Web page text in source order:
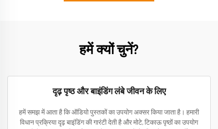
हमें क्यों चुनें?
दृढ़ पृष्ठ और बाइंडिंग लंबे जीवन के लिए
हमें समझ में आता है कि ऑडियो पुस्तकों का उपयोग अक्सर किया जाता है। हमारी
विधान प्रक्रिया दृढ़ बाइंडिंग की गारंटी देती है और मोटे, टिकाऊ पृष्ठों का उपयोग